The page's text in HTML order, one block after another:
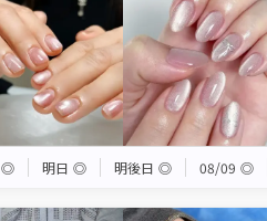
◎ 明日 ◎ 明後日 ◎ 08/09 ◎